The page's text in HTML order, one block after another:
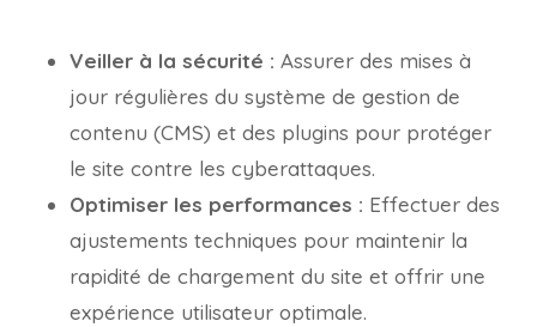
Veiller à la sécurité : Assurer des mises à
jour régulières du système de gestion de
contenu (CMS) et des plugins pour protéger
le site contre les cyberattaques.
Optimiser les performances : Effectuer des
ajustements techniques pour maintenir la
rapidité de chargement du site et offrir une
expérience utilisateur optimale.